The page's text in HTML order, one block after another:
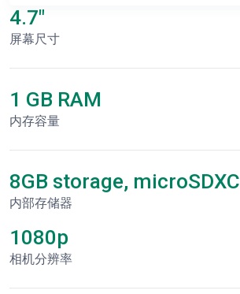
4.7"
屏幕尺寸
1 GB RAM
内存容量
8GB storage, microSDXC
内部存储器
1080p
相机分辨率